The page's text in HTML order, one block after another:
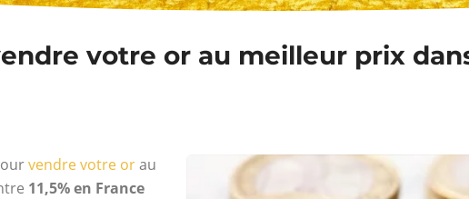
votre or au meilleur prix
vendre votre orau
11,5% en France